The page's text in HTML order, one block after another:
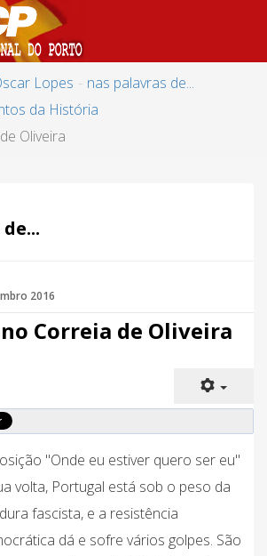
Lopes
nas palavras de...
da História
Oliveira
2016
Correia de Oliveira
"Onde eu estiver quero ser eu"
volta, Portugal está sob o peso da
fascista, e a resistência
dá e sofre vários golpes. São